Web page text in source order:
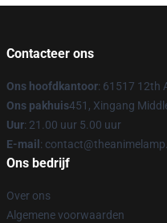
Contacteer ons
Ons hoofdkantoor: 61517 12th
Ons pakhuis451, Xingang
Uur: 21.00 uur 5.00 uur
E-mail :
Ons bedrijf
Over ons
Algemene voorwaarden